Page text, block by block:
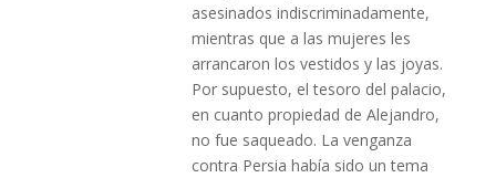
asesinados indiscriminadamente,
mientras que a las mujeres les
arrancaron los vestidos y las joyas.
Por supuesto, el tesoro del palacio,
en cuanto propiedad de Alejandro,
no fue saqueado. La venganza
contra Persia había sido un tema